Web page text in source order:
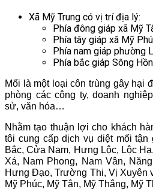
Xã Mỹ Trung có vị trí địa lý:
Phía đông giáp xã Mỹ
Phía tây giáp xã Mỹ
Phía nam giáp phường
Phía bắc giáp Sông
Mối là một loại côn trùng gây hại
phòng các công ty, doanh
sử, văn hóa…
Nhằm tạo thuận lợi cho khách
tôi cung cấp dịch vụ diệt mối
Bắc, Cửa Nam, Hưng Lộc, Lộc
Xá, Nam Phong, Nam Vân,
Hưng Đạo, Trường Thi, Vị Xuyên
Mỹ Phúc, Mỹ Tân, Mỹ Thắng, Mỹ